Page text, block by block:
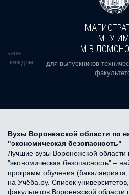
в каждом
МГУ ИМ.
для выпускников
Вузы Воронежской области по
"экономическая безопасность"
Лучшие вузы Воронежской
"экономическая безопасность" –
программ обучения
на Учёба.ру. Список
факультетов Воронежской